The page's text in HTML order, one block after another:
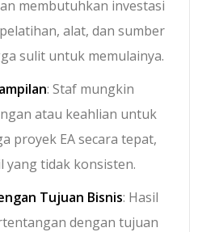
membutuhkan investasi
alat, dan sumber
sulit untuk memulainya.
: Staf mungkin
atau keahlian untuk
proyek EA secara tepat,
yang tidak konsisten.
Tujuan Bisnis: Hasil
dengan tujuan